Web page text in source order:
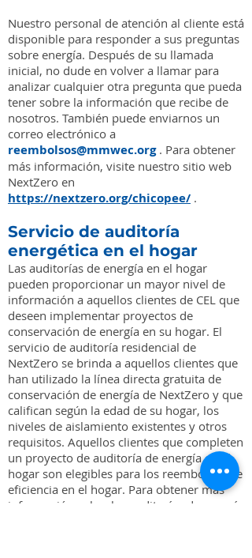
Nuestro personal de atención al cliente está
disponible para responder a sus preguntas
sobre energía. Después de su llamada
inicial, no dude en volver a llamar para
analizar cualquier otra pregunta que pueda
tener sobre la información que recibe de
nosotros. También puede enviarnos un
correo electrónico a
reembolsos@mmwec.org. Para obtener
más información, visite nuestro sitio web
NextZero en
https://nextzero.org/chicopee/ .
Servicio de auditoría
energética en el hogar
Las auditorías de energía en el hogar
pueden proporcionar un mayor nivel de
información a aquellos clientes de CEL que
deseen implementar proyectos de
conservación de energía en su hogar. El
servicio de auditoría residencial de
NextZero se brinda a aquellos clientes que
han utilizado la línea directa gratuita de
conservación de energía de NextZero y que
califican según la edad de su hogar, los
niveles de aislamiento existentes y otros
requisitos. Aquellos clientes que completen
un proyecto de auditoría de energía en el
hogar son elegibles para los reembolsos de
eficiencia en el hogar. Para obtener más
información sobre las auditorías de energía